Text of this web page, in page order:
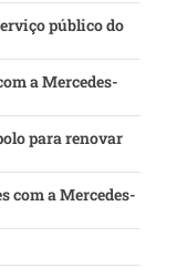
público do
a Mercedes-
para renovar
com a Mercedes-